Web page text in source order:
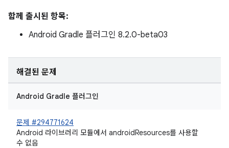
함께 출시된 항목:
Android Gradle 플러그인 8.2.0-beta03
해결된 문제
Android Gradle 플러그인
문제 #294771624
Android 라이브러리 모듈에서 androidResources를 사용할
수 없음